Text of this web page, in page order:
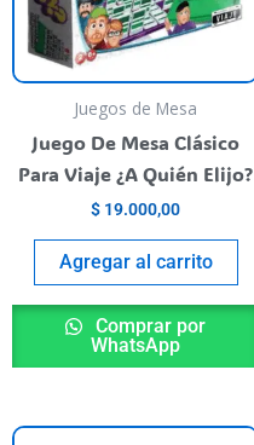
Juegos de Mesa
Juego De Mesa Clásico
Para Viaje ¿A Quién Elijo?
$ 19.000,00
Agregar al carrito
Comprar por
WhatsApp